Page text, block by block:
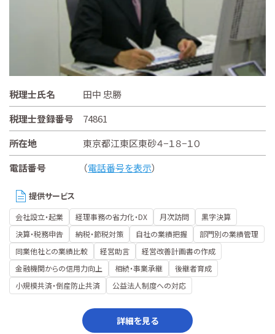
税理士氏名
田中 忠勝
税理士登録番号
74861
所在地
東京都江東区東砂４−１８−１０
電話番号
（電話番号を表示）
提供サービス
会社設立・起業 経理事務の省力化・DX 月次訪問
黒字決算
決算・税務申告
納税・節税対策 自社の業績把握
部門別の業績管理
同業他社との業績比較
経営助言
経営改善計画書の作成
金融機関からの信用力向上
相続・事業承継
後継者育成
小規模共済・倒産防止共済
公益法人制度への対応
詳細を見る